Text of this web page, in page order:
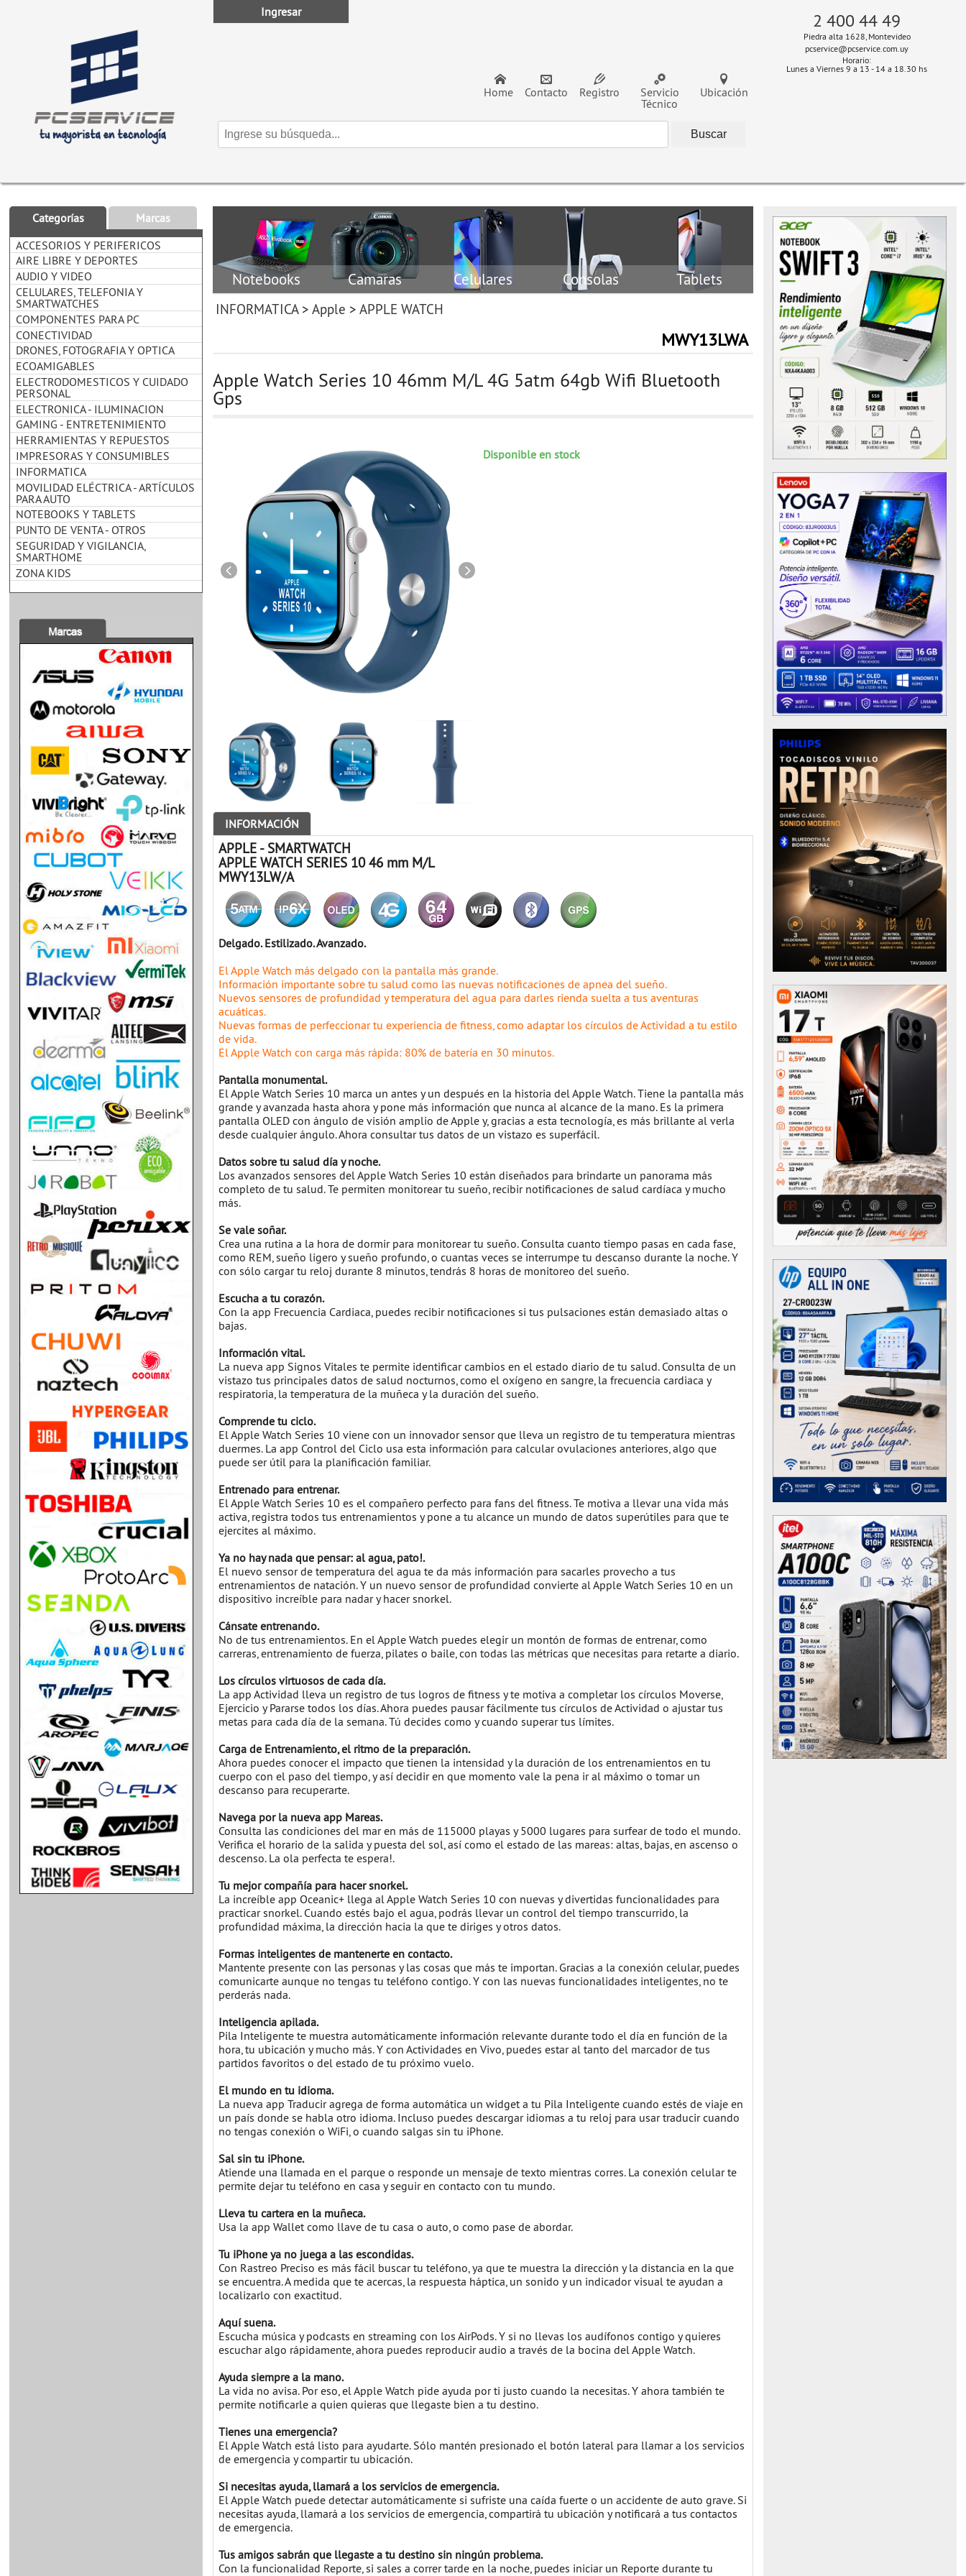
Ubicación
Servicio
Técnico
Registro
Contacto
Home
Ingresar 2 400 44 49
Piedra alta 1628, Montevideo
pcservice@pcservice.com.uy
Horario:
Lunes a Viernes 9 a 13 - 14 a 18.30 hs
Categorías
Marcas
ACCESORIOS Y PERIFERICOS
AIRE LIBRE Y DEPORTES
AUDIO Y VIDEO
CELULARES, TELEFONIA Y
SMARTWATCHES
COMPONENTES PARA PC
CONECTIVIDAD
DRONES, FOTOGRAFIA Y OPTICA
ECOAMIGABLES
ELECTRODOMESTICOS Y CUIDADO
PERSONAL
ELECTRONICA - ILUMINACION
GAMING - ENTRETENIMIENTO
HERRAMIENTAS Y REPUESTOS
IMPRESORAS Y CONSUMIBLES
INFORMATICA
MOVILIDAD ELÉCTRICA - ARTÍCULOS
PARA AUTO
NOTEBOOKS Y TABLETS
PUNTO DE VENTA - OTROS
SEGURIDAD Y VIGILANCIA,
SMARTHOME
ZONA KIDS
Notebooks Camaras Celulares Consolas Tablets
INFORMATICA > Apple > APPLE WATCH
MWY13LWA
Apple Watch Series 10 46mm M/L 4G 5atm 64gb Wifi Bluetooth
Gps
Disponible en stock
INFORMACIÓN
APPLE - SMARTWATCH
APPLE WATCH SERIES 10 46 mm M/L
MWY13LW/A
Delgado. Estilizado. Avanzado.
El Apple Watch más delgado con la pantalla más grande.
Información importante sobre tu salud como las nuevas notificaciones de apnea del sueño.
Nuevos sensores de profundidad y temperatura del agua para darles rienda suelta a tus aventuras
acuáticas.
Nuevas formas de perfeccionar tu experiencia de fitness, como adaptar los círculos de Actividad a tu estilo
de vida.
El Apple Watch con carga más rápida: 80% de batería en 30 minutos.
Pantalla monumental.
El Apple Watch Series 10 marca un antes y un después en la historia del Apple Watch. Tiene la pantalla más
grande y avanzada hasta ahora y pone más información que nunca al alcance de la mano. Es la primera
pantalla OLED con ángulo de visión amplio de Apple y, gracias a esta tecnología, es más brillante al verla
desde cualquier ángulo. Ahora consultar tus datos de un vistazo es superfácil.
Datos sobre tu salud día y noche.
Los avanzados sensores del Apple Watch Series 10 están diseñados para brindarte un panorama más
completo de tu salud. Te permiten monitorear tu sueño, recibir notificaciones de salud cardíaca y mucho
más.
Se vale soñar.
Crea una rutina a la hora de dormir para monitorear tu sueño. Consulta cuanto tiempo pasas en cada fase,
como REM, sueño ligero y sueño profundo, o cuantas veces se interrumpe tu descanso durante la noche. Y
con sólo cargar tu reloj durante 8 minutos, tendrás 8 horas de monitoreo del sueño.
Escucha a tu corazón.
Con la app Frecuencia Cardiaca, puedes recibir notificaciones si tus pulsaciones están demasiado altas o
bajas.
Información vital.
La nueva app Signos Vitales te permite identificar cambios en el estado diario de tu salud. Consulta de un
vistazo tus principales datos de salud nocturnos, como el oxígeno en sangre, la frecuencia cardiaca y
respiratoria, la temperatura de la muñeca y la duración del sueño.
Comprende tu ciclo.
El Apple Watch Series 10 viene con un innovador sensor que lleva un registro de tu temperatura mientras
duermes. La app Control del Ciclo usa esta información para calcular ovulaciones anteriores, algo que
puede ser útil para la planificación familiar.
Entrenado para entrenar.
El Apple Watch Series 10 es el compañero perfecto para fans del fitness. Te motiva a llevar una vida más
activa, registra todos tus entrenamientos y pone a tu alcance un mundo de datos superútiles para que te
ejercites al máximo.
Ya no hay nada que pensar: al agua, pato!.
El nuevo sensor de temperatura del agua te da más información para sacarles provecho a tus
entrenamientos de natación. Y un nuevo sensor de profundidad convierte al Apple Watch Series 10 en un
dispositivo increíble para nadar y hacer snorkel.
Cánsate entrenando.
No de tus entrenamientos. En el Apple Watch puedes elegir un montón de formas de entrenar, como
carreras, entrenamiento de fuerza, pilates o baile, con todas las métricas que necesitas para retarte a diario.
Los círculos virtuosos de cada día.
La app Actividad lleva un registro de tus logros de fitness y te motiva a completar los círculos Moverse,
Ejercicio y Pararse todos los días. Ahora puedes pausar fácilmente tus círculos de Actividad o ajustar tus
metas para cada día de la semana. Tú decides como y cuando superar tus límites.
Carga de Entrenamiento, el ritmo de la preparación.
Ahora puedes conocer el impacto que tienen la intensidad y la duración de los entrenamientos en tu
cuerpo con el paso del tiempo, y así decidir en que momento vale la pena ir al máximo o tomar un
descanso para recuperarte.
Navega por la nueva app Mareas.
Consulta las condiciones del mar en más de 115000 playas y 5000 lugares para surfear de todo el mundo.
Verifica el horario de la salida y puesta del sol, así como el estado de las mareas: altas, bajas, en ascenso o
descenso. La ola perfecta te espera!.
Tu mejor compañía para hacer snorkel.
La increíble app Oceanic+ llega al Apple Watch Series 10 con nuevas y divertidas funcionalidades para
practicar snorkel. Cuando estés bajo el agua, podrás llevar un control del tiempo transcurrido, la
profundidad máxima, la dirección hacia la que te diriges y otros datos.
Formas inteligentes de mantenerte en contacto.
Mantente presente con las personas y las cosas que más te importan. Gracias a la conexión celular, puedes
comunicarte aunque no tengas tu teléfono contigo. Y con las nuevas funcionalidades inteligentes, no te
perderás nada.
Inteligencia apilada.
Pila Inteligente te muestra automáticamente información relevante durante todo el día en función de la
hora, tu ubicación y mucho más. Y con Actividades en Vivo, puedes estar al tanto del marcador de tus
partidos favoritos o del estado de tu próximo vuelo.
El mundo en tu idioma.
La nueva app Traducir agrega de forma automática un widget a tu Pila Inteligente cuando estés de viaje en
un país donde se habla otro idioma. Incluso puedes descargar idiomas a tu reloj para usar traducir cuando
no tengas conexión o WiFi, o cuando salgas sin tu iPhone.
Sal sin tu iPhone.
Atiende una llamada en el parque o responde un mensaje de texto mientras corres. La conexión celular te
permite dejar tu teléfono en casa y seguir en contacto con tu mundo.
Lleva tu cartera en la muñeca.
Usa la app Wallet como llave de tu casa o auto, o como pase de abordar.
Tu iPhone ya no juega a las escondidas.
Con Rastreo Preciso es más fácil buscar tu teléfono, ya que te muestra la dirección y la distancia en la que
se encuentra. A medida que te acercas, la respuesta háptica, un sonido y un indicador visual te ayudan a
localizarlo con exactitud.
Aquí suena.
Escucha música y podcasts en streaming con los AirPods. Y si no llevas los audífonos contigo y quieres
escuchar algo rápidamente, ahora puedes reproducir audio a través de la bocina del Apple Watch.
Ayuda siempre a la mano.
La vida no avisa. Por eso, el Apple Watch pide ayuda por ti justo cuando la necesitas. Y ahora también te
permite notificarle a quien quieras que llegaste bien a tu destino.
Tienes una emergencia?
El Apple Watch está listo para ayudarte. Sólo mantén presionado el botón lateral para llamar a los servicios
de emergencia y compartir tu ubicación.
Si necesitas ayuda, llamará a los servicios de emergencia.
El Apple Watch puede detectar automáticamente si sufriste una caída fuerte o un accidente de auto grave. Si
necesitas ayuda, llamará a los servicios de emergencia, compartirá tu ubicación y notificará a tus contactos
de emergencia.
Tus amigos sabrán que llegaste a tu destino sin ningún problema.
Con la funcionalidad Reporte, si sales a correr tarde en la noche, puedes iniciar un Reporte durante tu